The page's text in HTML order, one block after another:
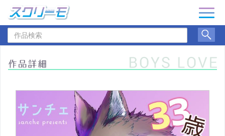
品
ナ
ゲ
ー
ョ
ン